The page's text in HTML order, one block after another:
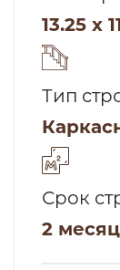
13.25 x
Тип
Срок
2